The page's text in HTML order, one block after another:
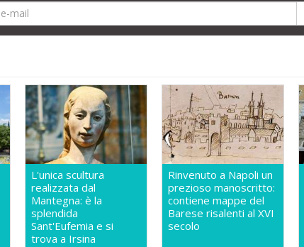
L'unica scultura
realizzata dal
Mantegna: è la
splendida
Sant'Eufemia e si
trova a Irsina
Rinvenuto a Napoli un
prezioso manoscritto:
contiene mappe del
Barese risalenti al XVI
secolo